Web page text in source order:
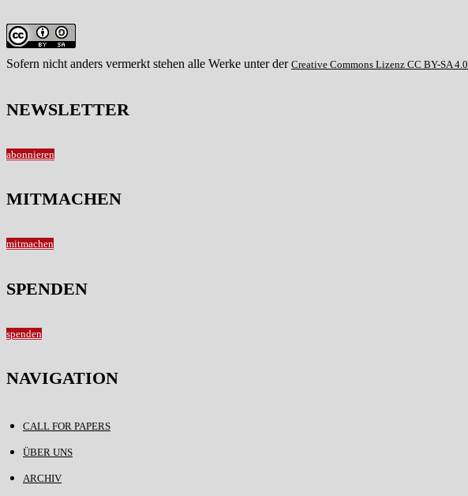
Sofern nicht anders vermerkt stehen alle Werke unter der Creative Commons Lizenz CC BY-SA 4.0
NEWSLETTER
abonnieren
MITMACHEN
mitmachen
SPENDEN
spenden
NAVIGATION
CALL FOR PAPERS
ÜBER UNS
ARCHIV